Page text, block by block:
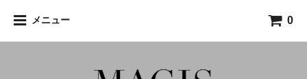
メニュー 0